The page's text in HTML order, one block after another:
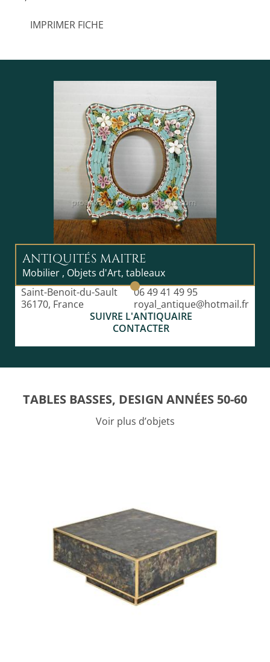
IMPRIMER FICHE
ANTIQUITÉS MAITRE
Mobilier , Objets d'Art, tableaux
Saint-Benoit-du-Sault
36170, France
06 49 41 49 95
royal_antique@hotmail.fr
SUIVRE L'ANTIQUAIRE
CONTACTER
TABLES BASSES, DESIGN ANNÉES 50-60
Voir plus d’objets